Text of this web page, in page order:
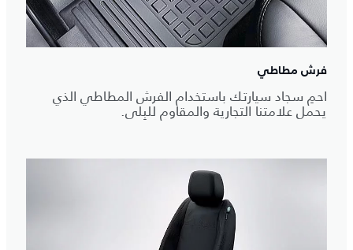
فرش مطاطي
احمِ سجاد سيارتك باستخدام الفرش المطاطي الذي
يحمل علامتنا التجارية والمقاوم للبِلى.